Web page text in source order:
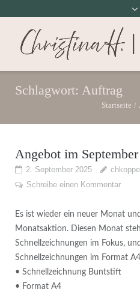
Schlagwort: Auftrag
Startseite /
Angebot im September
2. September 2025
chkoppe
Schreibe einen Kommentar
Es ist wieder ein neuer Monat
Monatsaktion. Diesen Monat
Schnellzeichnungen im Fokus,
Schnellzeichnungen im Format
• Schnellzeichnung Buntstift
• Format A4